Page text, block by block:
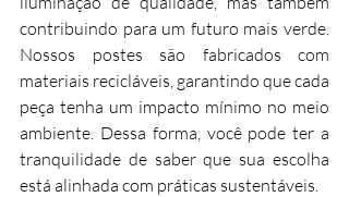
contribuindo para um futuro mais verde.
Nossos postes são fabricados com
materiais recicláveis, garantindo que cada
peça tenha um impacto mínimo no meio
ambiente. Dessa forma, você pode ter a
tranquilidade de saber que sua escolha
está alinhada com práticas sustentáveis.